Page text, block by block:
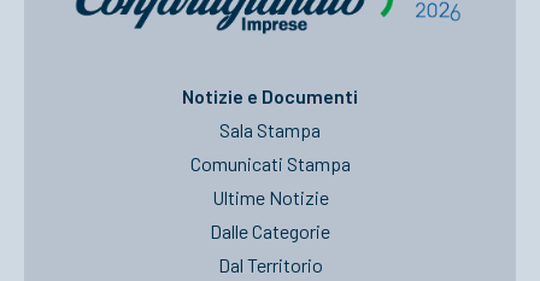
Notizie e Documenti
Sala Stampa
Comunicati Stampa
Ultime Notizie
Dalle Categorie
Dal Territorio